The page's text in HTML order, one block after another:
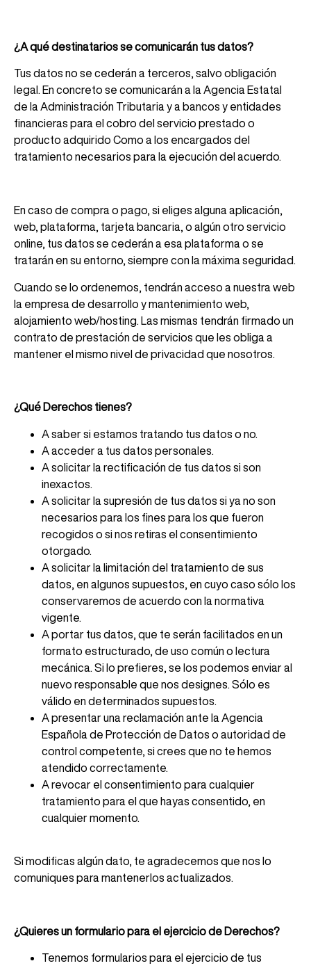
¿A qué destinatarios se comunicarán tus datos?
Tus datos no se cederán a terceros, salvo obligación
legal. En concreto se comunicarán a la Agencia Estatal
de la Administración Tributaria y a bancos y entidades
financieras para el cobro del servicio prestado o
producto adquirido Como a los encargados del
tratamiento necesarios para la ejecución del acuerdo.
En caso de compra o pago, si eliges alguna aplicación,
web, plataforma, tarjeta bancaria, o algún otro servicio
online, tus datos se cederán a esa plataforma o se
tratarán en su entorno, siempre con la máxima seguridad.
Cuando se lo ordenemos, tendrán acceso a nuestra web
la empresa de desarrollo y mantenimiento web,
alojamiento web/hosting. Las mismas tendrán firmado un
contrato de prestación de servicios que les obliga a
mantener el mismo nivel de privacidad que nosotros.
¿Qué Derechos tienes?
A saber si estamos tratando tus datos o no.
A acceder a tus datos personales.
A solicitar la rectificación de tus datos si son
inexactos.
A solicitar la supresión de tus datos si ya no son
necesarios para los fines para los que fueron
recogidos o si nos retiras el consentimiento
otorgado.
A solicitar la limitación del tratamiento de sus
datos, en algunos supuestos, en cuyo caso sólo los
conservaremos de acuerdo con la normativa
vigente.
A portar tus datos, que te serán facilitados en un
formato estructurado, de uso común o lectura
mecánica. Si lo prefieres, se los podemos enviar al
nuevo responsable que nos designes. Sólo es
válido en determinados supuestos.
A presentar una reclamación ante la Agencia
Española de Protección de Datos o autoridad de
control competente, si crees que no te hemos
atendido correctamente.
A revocar el consentimiento para cualquier
tratamiento para el que hayas consentido, en
cualquier momento.
Si modificas algún dato, te agradecemos que nos lo
comuniques para mantenerlos actualizados.
¿Quieres un formulario para el ejercicio de Derechos?
Tenemos formularios para el ejercicio de tus